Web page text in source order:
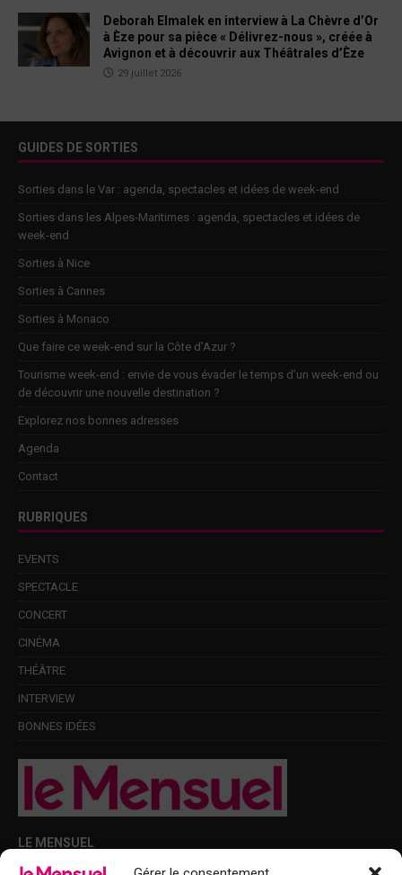
Deborah Elmalek en interview à La Chèvre d’Or
à Èze pour sa pièce « Délivrez-nous », créée à
Avignon et à découvrir aux Théâtrales d’Èze
29 juillet 2026
GUIDES DE SORTIES
Sorties dans le Var : agenda, spectacles et idées de week-end
Sorties dans les Alpes-Maritimes : agenda, spectacles et idées de
week-end
Sorties à Nice
Sorties à Cannes
Sorties à Monaco
Que faire ce week-end sur la Côte d’Azur ?
Tourisme week-end : envie de vous évader le temps d’un week-end ou
de découvrir une nouvelle destination ?
Explorez nos bonnes adresses
Agenda
Contact
RUBRIQUES
EVENTS
SPECTACLE
CONCERT
CINÉMA
THÉÂTRE
INTERVIEW
BONNES IDÉES
LE MENSUEL